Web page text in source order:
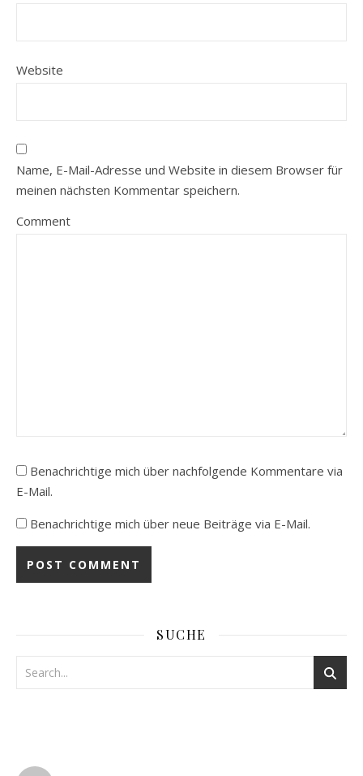
Website
Name, E-Mail-Adresse und Website in diesem Browser für
meinen nächsten Kommentar speichern.
Comment
Benachrichtige mich über nachfolgende Kommentare via
E-Mail.
Benachrichtige mich über neue Beiträge via E-Mail.
SUCHE